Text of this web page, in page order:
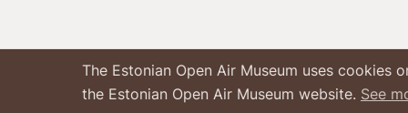
The Estonian Open Air Museum uses
the Estonian Open Air Museum website. See